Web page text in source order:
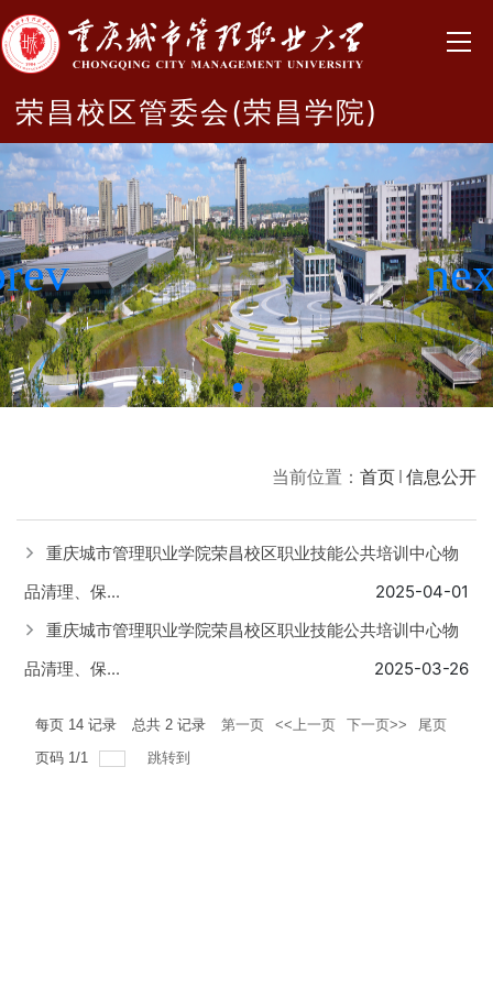
荣昌校区管委会(荣昌学院)
当前位置： 首页 信息公开
重庆城市管理职业学院荣昌校区职业技能公共培训中心物
品清理、保...
2025-04-01
重庆城市管理职业学院荣昌校区职业技能公共培训中心物
品清理、保...
2025-03-26
每页 14 记录 总共 2 记录 第一页 <<上一页 下一页>>
尾页
页码 1/1 跳转到